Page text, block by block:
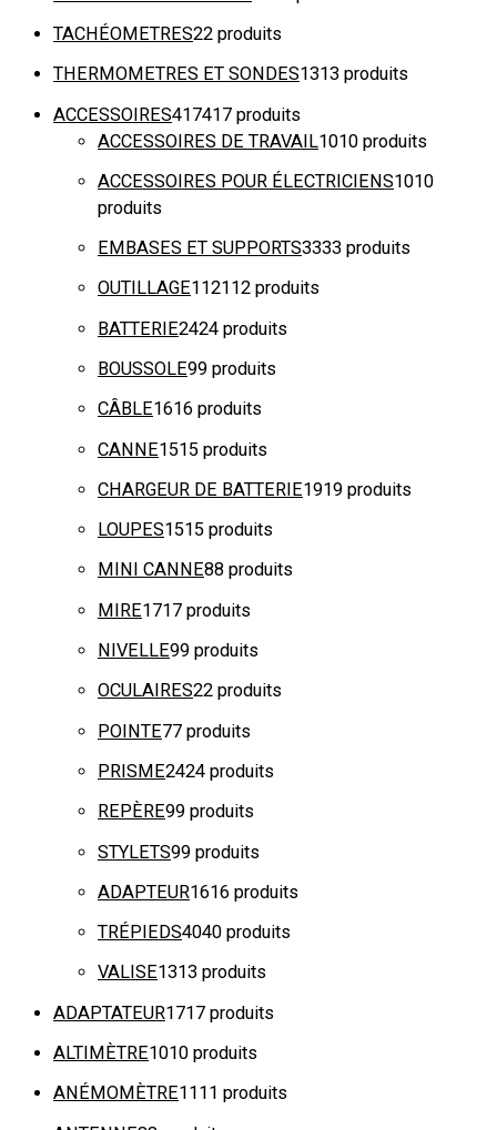
TACHÉOMETRES22 produits
THERMOMETRES ET SONDES1313 produits
ACCESSOIRES417417 produits
ACCESSOIRES DE TRAVAIL1010 produits
ACCESSOIRES POUR ÉLECTRICIENS1010
produits
EMBASES ET SUPPORTS3333 produits
OUTILLAGE112112 produits
BATTERIE2424 produits
BOUSSOLE99 produits
CÂBLE1616 produits
CANNE1515 produits
CHARGEUR DE BATTERIE1919 produits
LOUPES1515 produits
MINI CANNE88 produits
MIRE1717 produits
NIVELLE99 produits
OCULAIRES22 produits
POINTE77 produits
PRISME2424 produits
REPÈRE99 produits
STYLETS99 produits
ADAPTEUR1616 produits
TRÉPIEDS4040 produits
VALISE1313 produits
ADAPTATEUR1717 produits
ALTIMÈTRE1010 produits
ANÉMOMÈTRE11 11 produits